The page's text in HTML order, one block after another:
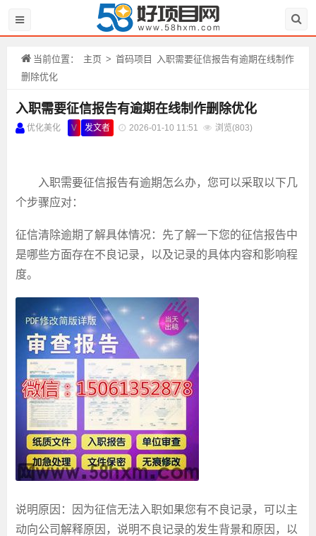
当前位置： 主页 > 首码项目
入职需要征信报告有逾期在线制作
删除优化
入职需要征信报告有逾期在线制作删除优化
优化美化 V 发文者 2026-01-10 11:51 浏览(803)
入职需要征信报告有逾期怎么办，您可以采取以下几
个步骤应对：
征信清除逾期了解具体情况：先了解一下您的征信报告中
是哪些方面存在不良记录，以及记录的具体内容和影响程
度。
说明原因： 因为征信无法入职如果您有不良记录，可以主
动向公司解释原因，说明不良记录的发生背景和原因，以